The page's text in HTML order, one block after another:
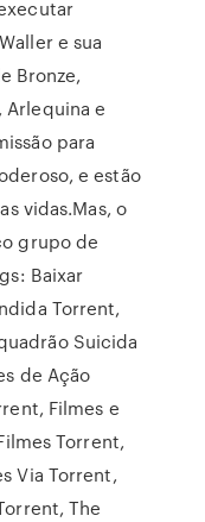
e sua
Bronze,
Arlequina e
para
e estão
vidas.Mas, o
grupo de
Baixar
Torrent,
Suicida
de Ação
Filmes e
Torrent,
Via Torrent,
The